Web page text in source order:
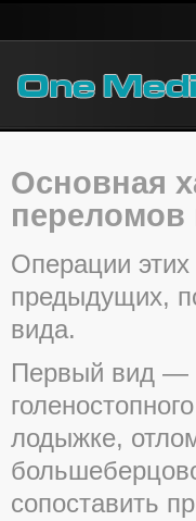
Основная
переломов
Операции этих
предыдущих,
вида.
Первый вид —
лодыжке,
сопоставить